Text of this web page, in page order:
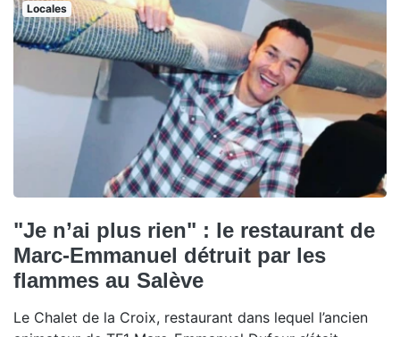
Locales
"Je n’ai plus rien" : le restaurant de
Marc-Emmanuel détruit par les
flammes au Salève
Le Chalet de la Croix, restaurant dans lequel l’ancien